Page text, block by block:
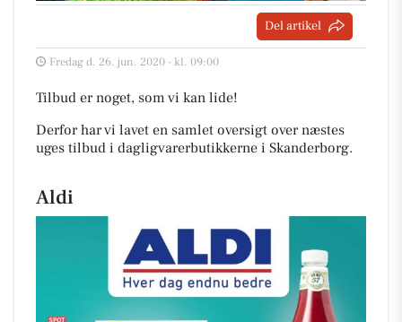
Del artikel
Fredag d. 26. jun. 2020 - kl. 09:00
Tilbud er noget, som vi kan lide!
Derfor har vi lavet en samlet oversigt over næstes
uges tilbud i dagligvarerbutikkerne i Skanderborg.
Aldi